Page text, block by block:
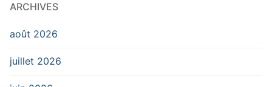
ARCHIVES
août 2026
juillet 2026